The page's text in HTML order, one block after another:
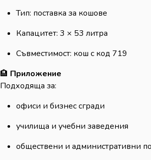
Тип: поставка за кошове
Капацитет: 3 × 53 литра
Съвместимост: кош с код 719
🏨 Приложение
Подходяща за:
офиси и бизнес сгради
училища и учебни заведения
обществени и административни